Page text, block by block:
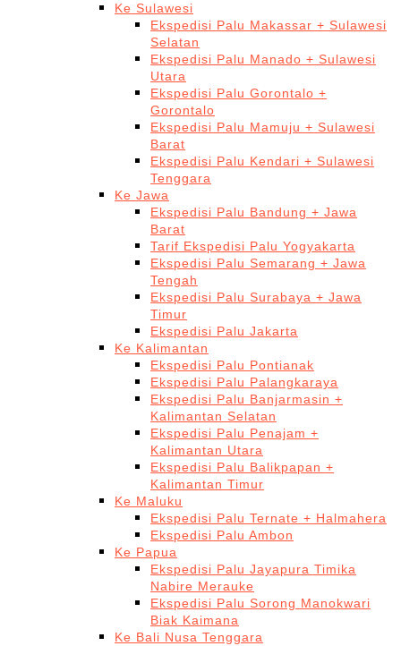
Ke Sulawesi
Ekspedisi Palu Makassar + Sulawesi
Selatan
Ekspedisi Palu Manado + Sulawesi
Utara
Ekspedisi Palu Gorontalo +
Gorontalo
Ekspedisi Palu Mamuju + Sulawesi
Barat
Ekspedisi Palu Kendari + Sulawesi
Tenggara
Ke Jawa
Ekspedisi Palu Bandung + Jawa
Barat
Tarif Ekspedisi Palu Yogyakarta
Ekspedisi Palu Semarang + Jawa
Tengah
Ekspedisi Palu Surabaya + Jawa
Timur
Ekspedisi Palu Jakarta
Ke Kalimantan
Ekspedisi Palu Pontianak
Ekspedisi Palu Palangkaraya
Ekspedisi Palu Banjarmasin +
Kalimantan Selatan
Ekspedisi Palu Penajam +
Kalimantan Utara
Ekspedisi Palu Balikpapan +
Kalimantan Timur
Ke Maluku
Ekspedisi Palu Ternate + Halmahera
Ekspedisi Palu Ambon
Ke Papua
Ekspedisi Palu Jayapura Timika
Nabire Merauke
Ekspedisi Palu Sorong Manokwari
Biak Kaimana
Ke Bali Nusa Tenggara